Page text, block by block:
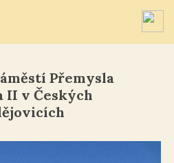
Přemysla
II v Českých